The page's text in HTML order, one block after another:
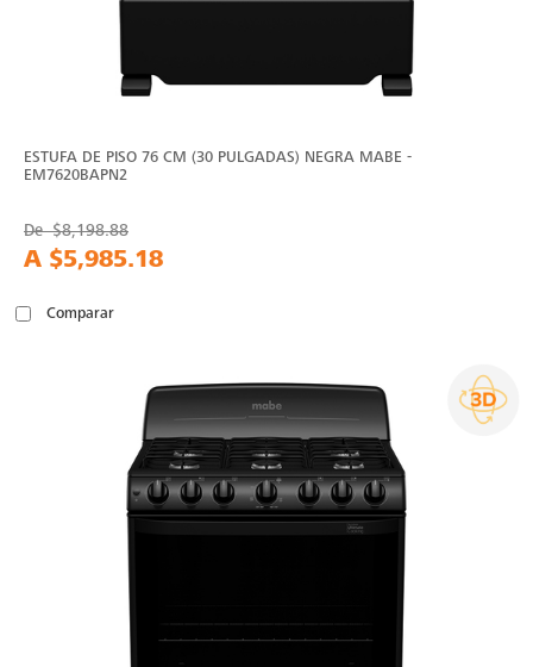
ESTUFA DE PISO 76 CM (30 PULGADAS) NEGRA MABE -
EM7620BAPN2
De$8,198.88
A $5,985.18
Comparar